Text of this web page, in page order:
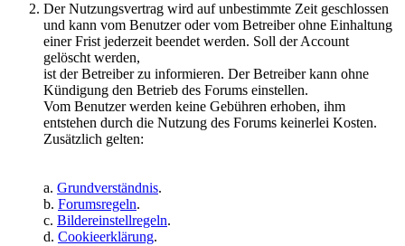
Der Nutzungsvertrag wird auf unbestimmte Zeit geschlossen
und kann vom Benutzer oder vom Betreiber ohne Einhaltung
einer Frist jederzeit beendet werden. Soll der Account
gelöscht werden,
ist der Betreiber zu informieren. Der Betreiber kann ohne
Kündigung den Betrieb des Forums einstellen.
Vom Benutzer werden keine Gebühren erhoben, ihm
entstehen durch die Nutzung des Forums keinerlei Kosten.
Zusätzlich gelten:
a. Grundverständnis.
b. Forumsregeln.
c. Bildereinstellregeln.
d. Cookieerklärung.